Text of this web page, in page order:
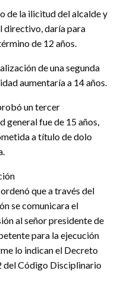
de la ilicitud del alcalde y
directivo, daría para
de 12 años.
de una segunda
aumentaría a 14 años.
un tercer
general fue de 15 años,
a título de dolo
que a través del
se comunicara el
al señor presidente de
para la ejecución
lo indican el Decreto
del Código Disciplinario